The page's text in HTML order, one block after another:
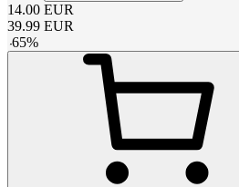
14.00 EUR
39.99 EUR
-65%